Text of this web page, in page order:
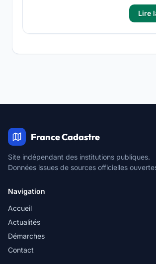
Lire
France Cadastre
Site indépendant des institutions publiques.
Données issues de sources officielles
Navigation
Accueil
Actualités
Démarches
Contact